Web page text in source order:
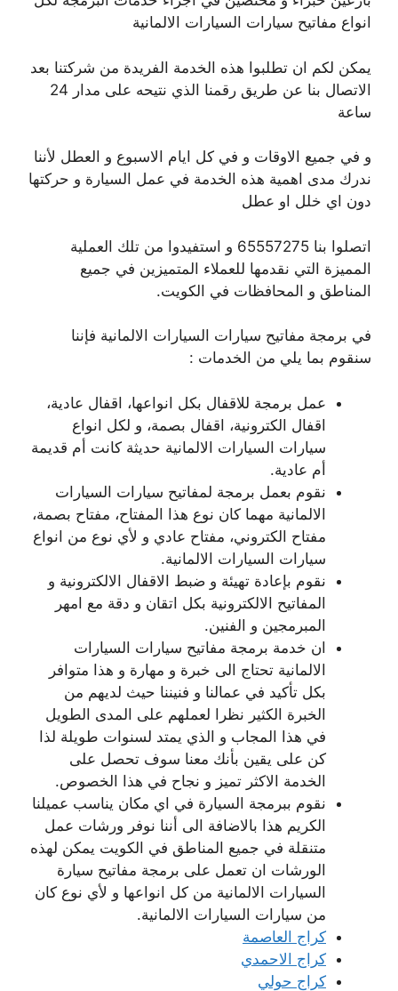
انواع مفاتيح سيارات السيارات الالمانية
يمكن لكم ان تطلبوا هذه الخدمة الفريدة من شركتنا بعد
الاتصال بنا عن طريق رقمنا الذي نتيحه على مدار 24
ساعة
و في جميع الاوقات و في كل ايام الاسبوع و العطل لأننا
ندرك مدى اهمية هذه الخدمة في عمل السيارة و حركتها
دون اي خلل او عطل
اتصلوا بنا 65557275 و استفيدوا من تلك العملية
المميزة التي نقدمها للعملاء المتميزين في جميع
المناطق و المحافظات في الكويت.
في برمجة مفاتيح سيارات السيارات الالمانية فإننا
سنقوم بما يلي من الخدمات :
عمل برمجة للاقفال بكل انواعها، اقفال عادية،
اقفال الكترونية، اقفال بصمة، و لكل انواع
سيارات السيارات الالمانية حديثة كانت أم قديمة
أم عادية.
نقوم بعمل برمجة لمفاتيح سيارات السيارات
الالمانية مهما كان نوع هذا المفتاح، مفتاح بصمة،
مفتاح الكتروني، مفتاح عادي و لأي نوع من انواع
سيارات السيارات الالمانية.
نقوم بإعادة تهيئة و ضبط الاقفال الالكترونية و
المفاتيح الالكترونية بكل اتقان و دقة مع امهر
المبرمجين و الفنين.
ان خدمة برمجة مفاتيح سيارات السيارات
الالمانية تحتاج الى خبرة و مهارة و هذا متوافر
بكل تأكيد في عمالنا و فنيننا حيث لديهم من
الخبرة الكثير نظرا لعملهم على المدى الطويل
في هذا المجاب و الذي يمتد لسنوات طويلة لذا
كن على يقين بأنك معنا سوف تحصل على
الخدمة الاكثر تميز و نجاح في هذا الخصوص.
نقوم ببرمجة السيارة في اي مكان يناسب عميلنا
الكريم هذا بالاضافة الى أننا نوفر ورشات عمل
متنقلة في جميع المناطق في الكويت يمكن لهذه
الورشات ان تعمل على برمجة مفاتيح سيارة
السيارات الالمانية من كل انواعها و لأي نوع كان
من سيارات السيارات الالمانية.
كراج العاصمة
كراج الاحمدي
كراج حولي